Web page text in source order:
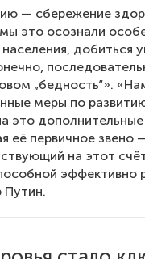
— сбережение
это осознали
добиться
„бедность“».
меры по
это
её первичное
на этот
эффективно
Путин.